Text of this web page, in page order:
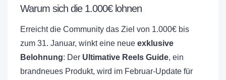
Warum sich die 1.000€ lohnen
Erreicht die Community das Ziel von 1.000€ bis
zum 31. Januar, winkt eine neue exklusive
Belohnung: Der Ultimative Reels Guide, ein
brandneues Produkt, wird im Februar-Update für